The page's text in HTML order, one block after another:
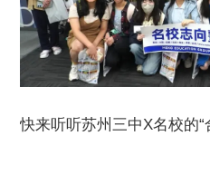
快来听听苏州三中X名校的